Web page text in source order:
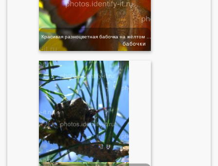
Красивая разноцветная бабочка на жёлтом цветке
бабочки